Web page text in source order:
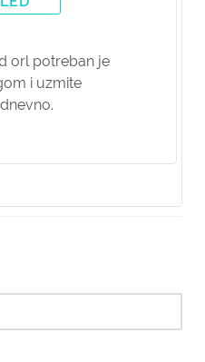
orl potreban je
i uzmite